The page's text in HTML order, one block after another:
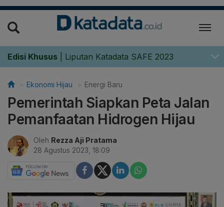
Edisi Khusus Liputan Katadata SAFE 2023
Ekonomi Hijau Energi Baru
Pemerintah Siapkan Peta Jalan
Pemanfaatan Hidrogen Hijau
Oleh Rezza Aji Pratama
28 Agustus 2023, 18:09